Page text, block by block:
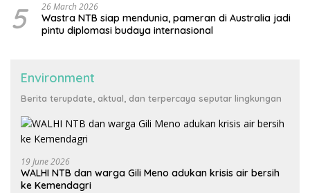
5 26 March 2026
Wastra NTB siap mendunia, pameran di Australia jadi
pintu diplomasi budaya internasional
Environment
Berita terupdate, aktual, dan terpercaya seputar lingkungan
19 June 2026
WALHI NTB dan warga Gili Meno adukan krisis air bersih
ke Kemendagri